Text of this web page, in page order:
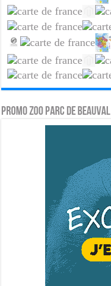
PROMO ZOO PARC DE BEAUVAL